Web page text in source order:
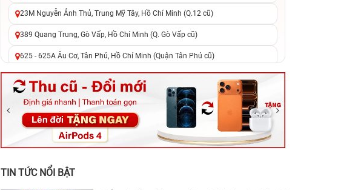
23M Nguyễn Ảnh Thủ, Trung Mỹ Tây, Hồ Chí Minh (Q.12 cũ)
389 Quang Trung, Gò Vấp, Hồ Chí Minh (Q. Gò Vấp cũ)
625 - 625A Âu Cơ, Tân Phú, Hồ Chí Minh (Quận Tân Phú cũ)
326 Lê Văn Việt, Tăng Nhơn Phú, Hồ Chí Minh (Q.9 TP. Thủ Đức cũ)
256 Võ Văn Ngân, Thủ Đức, Hồ Chí Minh (Bình Thọ, TP. Thủ Đức Cũ)
70 Nguyễn An Ninh, Dĩ An, Hồ Chí Minh (Bình Dương Cũ)
24h Vũng Tàu: 162A Ba Cu, Vũng Tàu, Hồ Chí Minh (TP. Vũng Tàu cũ)
TIN TỨC NỔI BẬT